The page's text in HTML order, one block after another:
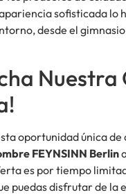
sofisticada lo
desde el
oportunidad única
FEYNSINN Berlin
es por tiempo
puedas disfrutar de la